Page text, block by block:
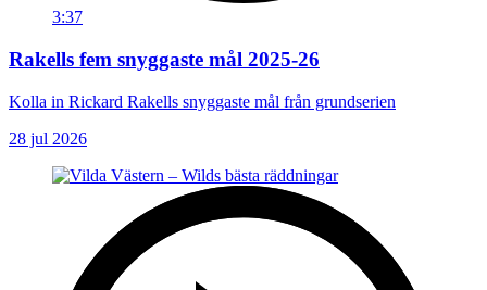
3:37
Rakells fem snyggaste mål 2025-26
Kolla in Rickard Rakells snyggaste mål från grundserien
28 jul 2026